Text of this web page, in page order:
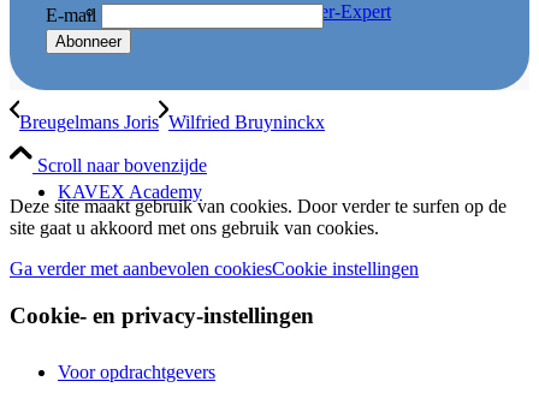
Word Geaccrediteerd Register-Expert
KAVEX Academy
Voor opdrachtgevers
E-mail
Breugelmans Joris Wilfried Bruyninckx
Scroll naar bovenzijde
Deze site maakt gebruik van cookies. Door verder te surfen op de
site gaat u akkoord met ons gebruik van cookies.
Ga verder met aanbevolen cookiesCookie instellingen
Cookie- en privacy-instellingen